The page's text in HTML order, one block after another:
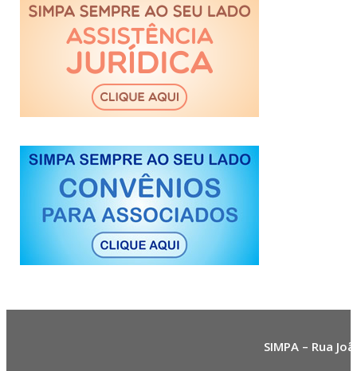
SIMPA – Rua